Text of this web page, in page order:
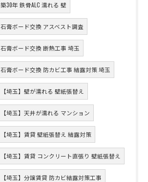
築30年 鉄骨ALC 濡れる 壁
石膏ボード交換 アスベスト調査
石膏ボード交換 断熱工事 埼玉
石膏ボード交換 防カビ工事 結露対策 埼玉
【埼玉】壁が濡れる 壁紙張替え
【埼玉】天井が濡れる マンション
【埼玉】賃貸 壁紙張替え 結露対策
【埼玉】賃貸 コンクリート直張り 壁紙張替え
【埼玉】分譲賃貸 防カビ結露対策工事